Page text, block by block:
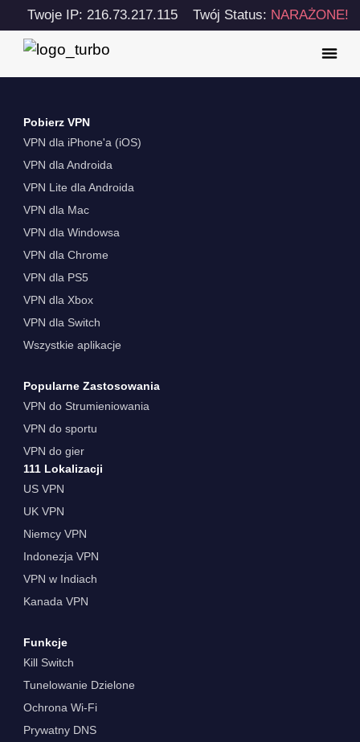
Twoje IP: 216.73.217.115 Twój Status: NARAŻONE!
Pobierz VPN
VPN dla iPhone'a (iOS)
VPN dla Androida
VPN Lite dla Androida
VPN dla Mac
VPN dla Windowsa
VPN dla Chrome
VPN dla PS5
VPN dla Xbox
VPN dla Switch
Wszystkie aplikacje
Popularne Zastosowania
VPN do Strumieniowania
VPN do sportu
VPN do gier
111 Lokalizacji
US VPN
UK VPN
Niemcy VPN
Indonezja VPN
VPN w Indiach
Kanada VPN
Funkcje
Kill Switch
Tunelowanie Dzielone
Ochrona Wi-Fi
Prywatny DNS